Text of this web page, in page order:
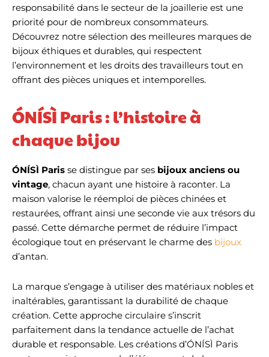
responsabilité dans le secteur de la joaillerie est une
priorité pour de nombreux consommateurs.
Découvrez notre sélection des meilleures marques de
bijoux éthiques et durables, qui respectent
l’environnement et les droits des travailleurs tout en
offrant des pièces uniques et intemporelles.
ÓNÍSÌ Paris : l’histoire à
chaque bijou
ÓNÍSÌ Paris se distingue par ses bijoux anciens ou
vintage, chacun ayant une histoire à raconter. La
maison valorise le réemploi de pièces chinées et
restaurées, offrant ainsi une seconde vie aux trésors du
passé. Cette démarche permet de réduire l’impact
écologique tout en préservant le charme des bijoux
d’antan.
La marque s’engage à utiliser des matériaux nobles et
inaltérables, garantissant la durabilité de chaque
création. Cette approche circulaire s’inscrit
parfaitement dans la tendance actuelle de l’achat
durable et responsable. Les créations d’ÓNÍSÌ Paris